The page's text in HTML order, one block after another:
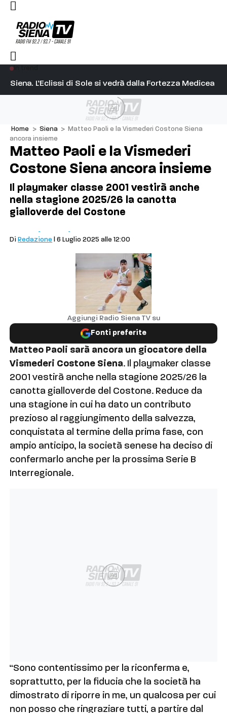
Siena. L’Eclissi di Sole si vedrà dalla Fortezza Medicea
su Diosu sono state poco corrette”
Ad
Home > Siena >
Matteo Paoli e la Vismederi Costone Siena
ancora insieme
Matteo Paoli e la Vismederi
Costone Siena ancora insieme
Il playmaker classe 2001 vestirà anche
nella stagione 2025/26 la canotta
gialloverde del Costone
Di Redazione | 6 Luglio 2025 alle 12:00
Aggiungi Radio Siena TV su
Fonti preferite
Matteo Paoli sarà ancora un giocatore della
Vismederi Costone Siena. Il playmaker classe
2001 vestirà anche nella stagione 2025/26 la
canotta gialloverde del Costone. Reduce da
una stagione in cui ha dato un contributo
prezioso al raggiungimento della salvezza,
conquistata al termine della prima fase, con
ampio anticipo, la società senese ha deciso di
confermarlo anche per la prossima Serie B
Interregionale.
Ad
“Sono contentissimo per la riconferma e,
soprattutto, per la fiducia che la società ha
dimostrato di riporre in me, un qualcosa per cui
non posso che ringraziare tutti, a partire dal